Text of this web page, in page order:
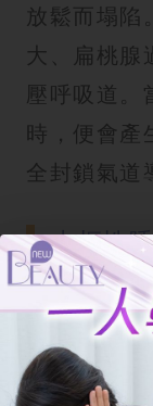
放鬆而塌陷
大、扁桃腺
壓呼吸道。
時，便會產
全封鎖氣道
中樞性
中樞性則較
塞 ，而是
這通常與